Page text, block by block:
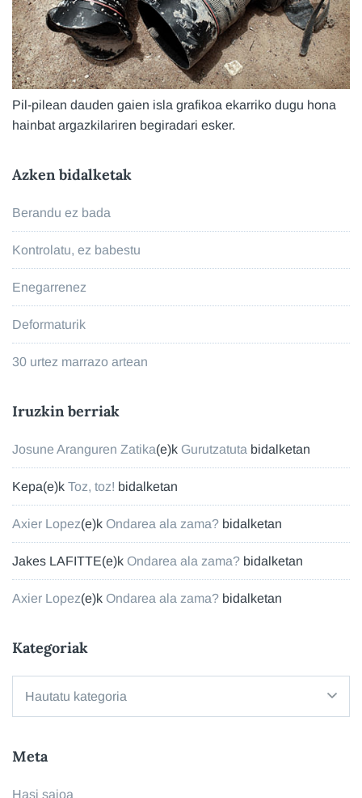
Pil-pilean dauden gaien isla grafikoa ekarriko dugu hona
hainbat argazkilariren begiradari esker.
Azken bidalketak
Berandu ez bada
Kontrolatu, ez babestu
Enegarrenez
Deformaturik
30 urtez marrazo artean
Iruzkin berriak
Josune Aranguren Zatika(e)k Gurutzatuta bidalketan
Kepa(e)k Toz, toz! bidalketan
Axier Lopez(e)k Ondarea ala zama? bidalketan
Jakes LAFITTE(e)k Ondarea ala zama? bidalketan
Axier Lopez(e)k Ondarea ala zama? bidalketan
Kategoriak
Meta
Hasi saioa